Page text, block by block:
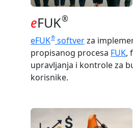
eFUK®
eFUK®softverza
propisanog procesa FUK,
upravljanja i kontrole za
korisnike.